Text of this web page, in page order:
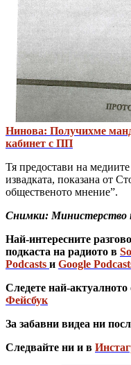
Нинова: Получихме
кабинет с ПП
Тя предостави на
извадката, показана от
общественото мнение”.
Снимки: Министерство
Най-интересните
подкаста на радиото в
Podcasts и Google
Следете най-актуалното
Фейсбук
За забавни видеа ни
Следвайте ни и в